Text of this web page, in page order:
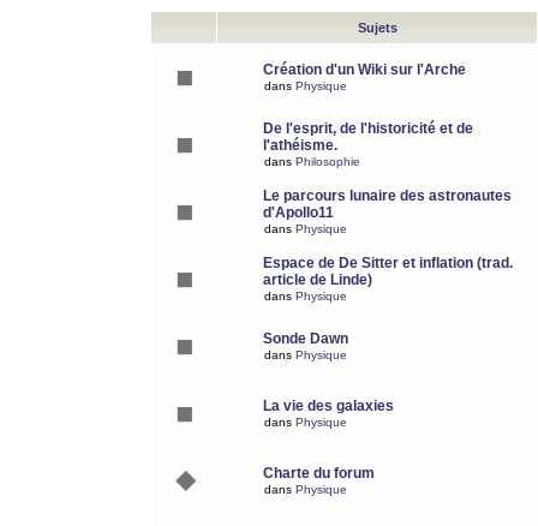
Sujets
Création d'un Wiki sur l'Arche
dans Physique
De l'esprit, de l'historicité et de
l'athéisme.
dans Philosophie
Le parcours lunaire des astronautes
d'Apollo11
dans Physique
Espace de De Sitter et inflation (trad.
article de Linde)
dans Physique
Sonde Dawn
dans Physique
La vie des galaxies
dans Physique
Charte du forum
dans Physique